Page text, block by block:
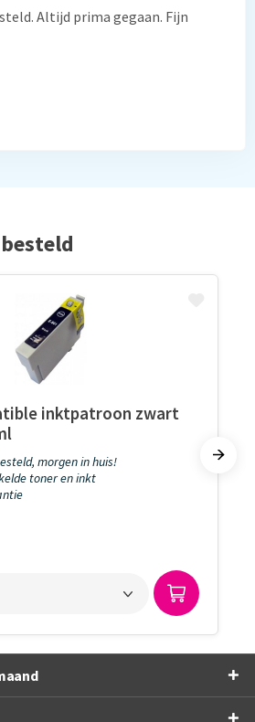
Altijd prima gegaan. Fijn
inktpatroon zwart
morgen in huis!
toner en inkt